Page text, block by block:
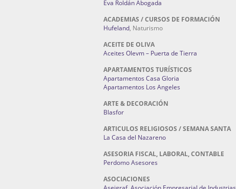
Eva Roldán Abogada
ACADEMIAS / CURSOS DE FORMACIÓN
Hufeland, Naturismo
ACEITE DE OLIVA
Aceites Olevm – Puerta de Tierra
APARTAMENTOS TURÍSTICOS
Apartamentos Casa Gloria
Apartamentos Los Angeles
ARTE & DECORACIÓN
Blasfor
ARTICULOS RELIGIOSOS / SEMANA SANTA
La Casa del Nazareno
ASESORIA FISCAL, LABORAL, CONTABLE
Perdomo Asesores
ASOCIACIONES